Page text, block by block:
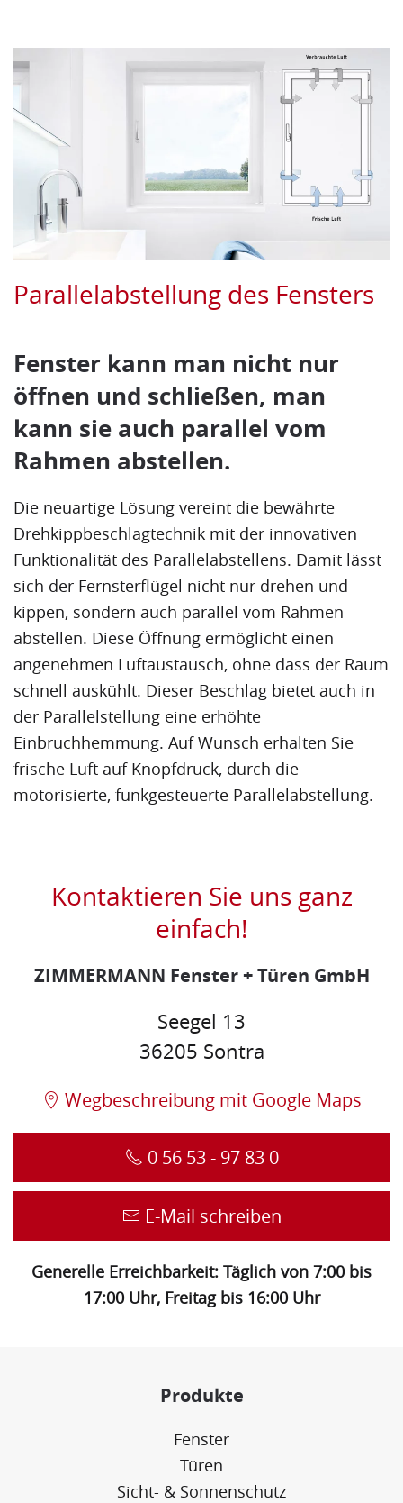
Parallelabstellung des Fensters
Fenster kann man nicht nur
öffnen und schließen, man
kann sie auch parallel vom
Rahmen abstellen.
Die neuartige Lösung vereint die bewährte
Drehkippbeschlagtechnik mit der innovativen
Funktionalität des Parallelabstellens. Damit lässt
sich der Fernsterflügel nicht nur drehen und
kippen, sondern auch parallel vom Rahmen
abstellen. Diese Öffnung ermöglicht einen
angenehmen Luftaustausch, ohne dass der Raum
schnell auskühlt. Dieser Beschlag bietet auch in
der Parallelstellung eine erhöhte
Einbruchhemmung. Auf Wunsch erhalten Sie
frische Luft auf Knopfdruck, durch die
motorisierte, funkgesteuerte Parallelabstellung.
Kontaktieren Sie uns ganz
einfach!
ZIMMERMANN Fenster + Türen GmbH
Seegel 13
36205 Sontra
Wegbeschreibung mit Google Maps
0 56 53 - 97 83 0
E-Mail schreiben
Generelle Erreichbarkeit: Täglich von 7:00 bis
17:00 Uhr, Freitag bis 16:00 Uhr
Produkte
Fenster
Türen
Sicht- & Sonnenschutz